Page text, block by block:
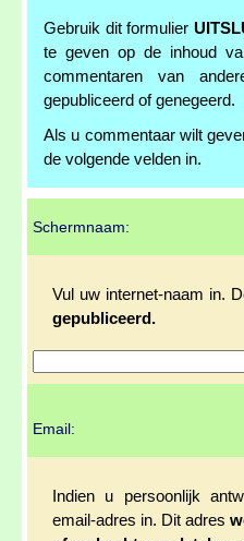
Gebruik dit formulier
te geven op de inhoud
commentaren van
gepubliceerd of genegeerd.
Als u commentaar wilt
de volgende velden in.
Schermnaam:
Vul uw internet-naam in.
gepubliceerd.
Email:
Indien u persoonlijk
email-adres in. Dit adres